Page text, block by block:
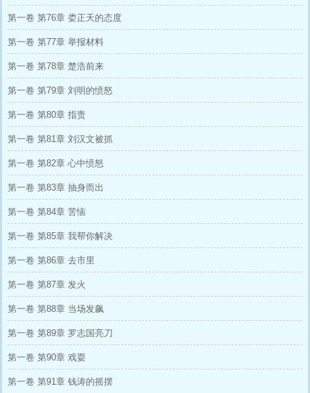
第一卷 第76章 娄正天的态度
第一卷 第77章 举报材料
第一卷 第78章 楚浩前来
第一卷 第79章 刘明的愤怒
第一卷 第80章 指责
第一卷 第81章 刘汉文被抓
第一卷 第82章 心中愤怒
第一卷 第83章 抽身而出
第一卷 第84章 苦恼
第一卷 第85章 我帮你解决
第一卷 第86章 去市里
第一卷 第87章 发火
第一卷 第88章 当场发飙
第一卷 第89章 罗志国亮刀
第一卷 第90章 戏耍
第一卷 第91章 钱涛的摇摆